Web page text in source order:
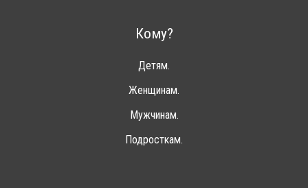
Кому?
Детям.
Женщинам.
Мужчинам.
Подросткам.